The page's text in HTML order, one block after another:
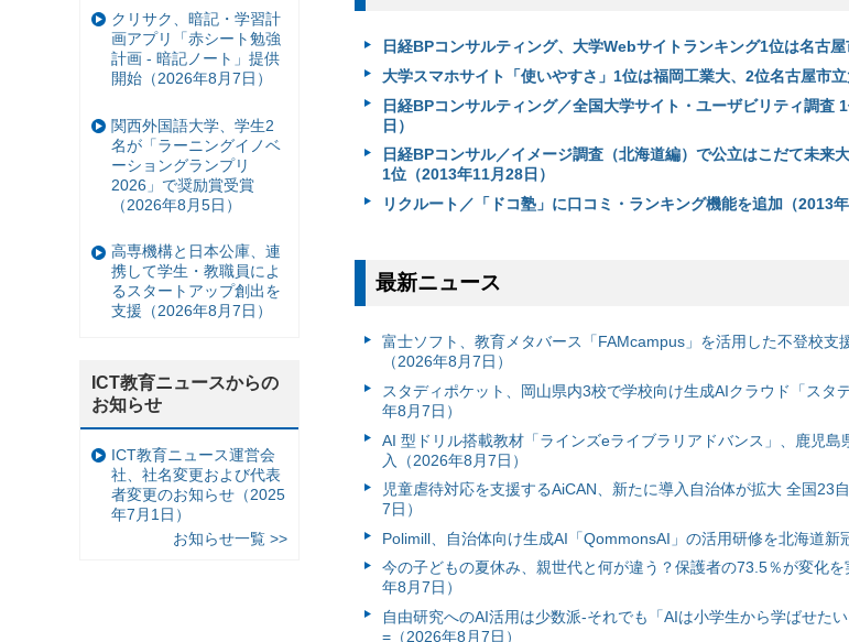
日経BPコンサルティング、大学Webサイトランキング1位は名古屋
大学スマホサイト「使いやすさ」1位は福岡工業大、2位名古屋市立
日経BPコンサルティング／全国大学サイト・ユーザビリティ調査
日）
日経BPコンサル／イメージ調査（北海道編）で公立はこだて未来
1位（2013年11月28日）
リクルート／「ドコ塾」に口コミ・ランキング機能を追加（2013年
最新ニュース
富⼠ソフト、教育メタバース「FAMcampus」を活用した不登校支
（2026年8月7日）
スタディポケット、岡山県内3校で学校向け生成AIクラウド「スタ
年8月7日）
AI 型ドリル搭載教材「ラインズeライブラリアドバンス」、鹿児島
入（2026年8月7日）
児童虐待対応を支援するAiCAN、新たに導入自治体が拡大 全国23
7日）
Polimill、自治体向け生成AI「QommonsAI」の活用研修を北海道新
今の子どもの夏休み、親世代と何が違う？保護者の73.5％が変化
年8月7日）
自由研究へのAI活用は少数派-それでも「AIは小学生から学ばせた
=（2026年8月7日）
クリサク、暗記・学習計
画アプリ「赤シート勉強
計画 - 暗記ノート」提供
開始（2026年8月7日）
関西外国語大学、学生2
名が「ラーニングイノベ
ーショングランプリ
2026」で奨励賞受賞
（2026年8月5日）
高専機構と日本公庫、連
携して学生・教職員によ
るスタートアップ創出を
支援（2026年8月7日）
ICT教育ニュースからの
お知らせ
ICT教育ニュース運営会
社、社名変更および代表
者変更のお知らせ（2025
年7月1日）
お知らせ一覧 >>